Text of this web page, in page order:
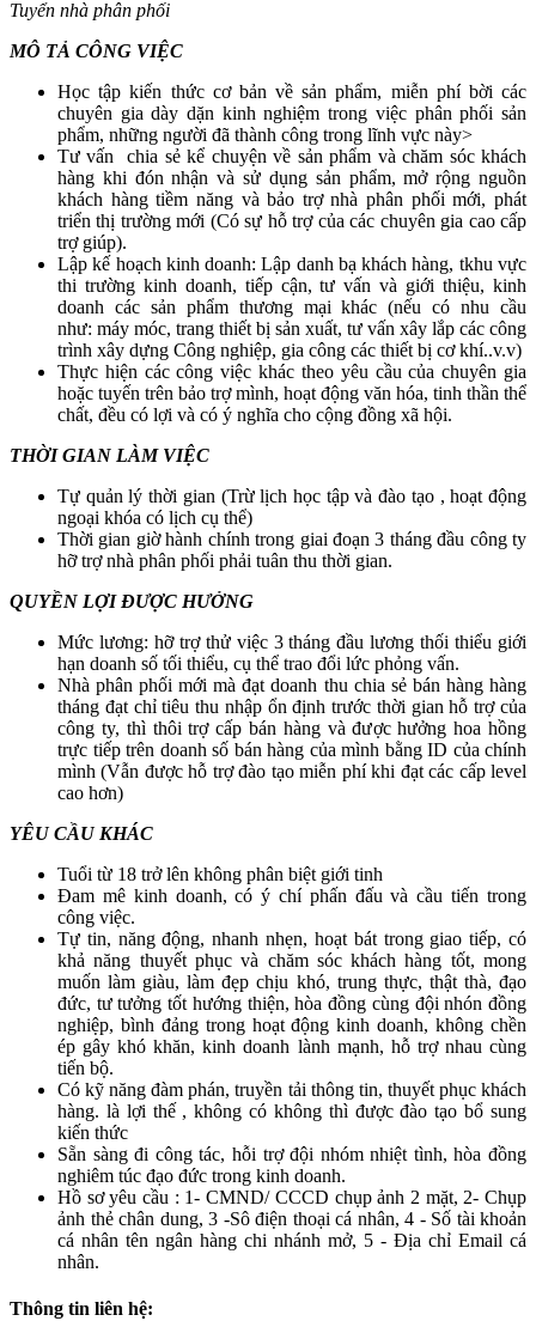
Tuyển nhà phân phối
MÔ TẢ CÔNG VIỆC
Học tập kiến thức cơ bản về sản phẩm, miễn phí bời các
chuyên gia dày dặn kinh nghiệm trong việc phân phối sản
phẩm, những người đã thành công trong lĩnh vực này>
Tư vấn chia sẻ kể chuyện về sản phẩm và chăm sóc khách
hàng khi đón nhận và sử dụng sản phẩm, mở rộng nguồn
khách hàng tiềm năng và bảo trợ nhà phân phối mới, phát
triển thị trường mới (Có sự hỗ trợ của các chuyên gia cao cấp
trợ giúp).
Lập kế hoạch kinh doanh: Lập danh bạ khách hàng, tkhu vực
thi trường kinh doanh, tiếp cận, tư vấn và giới thiệu, kinh
doanh các sản phẩm thương mại khác (nếu có nhu cầu
như: máy móc, trang thiết bị sản xuất, tư vấn xây lắp các công
trình xây dựng Công nghiệp, gia công các thiết bị cơ khí..v.v)
Thực hiện các công việc khác theo yêu cầu của chuyên gia
hoặc tuyến trên bảo trợ mình, hoạt động văn hóa, tinh thần thể
chất, đều có lợi và có ý nghĩa cho cộng đồng xã hội.
THỜI GIAN LÀM VIỆC
Tự quản lý thời gian (Trừ lịch học tập và đào tạo , hoạt động
ngoại khóa có lịch cụ thể)
Thời gian giờ hành chính trong giai đoạn 3 tháng đầu công ty
hỡ trợ nhà phân phối phải tuân thu thời gian.
QUYỀN LỢI ĐƯỢC HƯỞNG
Mức lương: hỡ trợ thử việc 3 tháng đầu lương thối thiểu giới
hạn doanh số tối thiểu, cụ thể trao đổi lức phỏng vấn.
Nhà phân phối mới mà đạt doanh thu chia sẻ bán hàng hàng
tháng đạt chỉ tiêu thu nhập ổn định trước thời gian hỗ trợ của
công ty, thì thôi trợ cấp bán hàng và được hưởng hoa hồng
trực tiếp trên doanh số bán hàng của mình bằng ID của chính
mình (Vẫn được hỗ trợ đào tạo miễn phí khi đạt các cấp level
cao hơn)
YÊU CẦU KHÁC
Tuổi từ 18 trở lên không phân biệt giới tinh
Đam mê kinh doanh, có ý chí phấn đấu và cầu tiến trong
công việc.
Tự tin, năng động, nhanh nhẹn, hoạt bát trong giao tiếp, có
khả năng thuyết phục và chăm sóc khách hàng tốt, mong
muốn làm giàu, làm đẹp chịu khó, trung thực, thật thà, đạo
đức, tư tưởng tốt hướng thiện, hòa đồng cùng đội nhón đồng
nghiệp, bình đảng trong hoạt động kinh doanh, không chền
ép gây khó khăn, kinh doanh lành mạnh, hỗ trợ nhau cùng
tiến bộ.
Có kỹ năng đàm phán, truyền tải thông tin, thuyết phục khách
hàng. là lợi thế , không có không thì được đào tạo bổ sung
kiến thức
Sẵn sàng đi công tác, hỗi trợ đội nhóm nhiệt tình, hòa đồng
nghiêm túc đạo đức trong kinh doanh.
Hồ sơ yêu cầu : 1- CMND/ CCCD chụp ảnh 2 mặt, 2- Chụp
ảnh thẻ chân dung, 3 -Sô điện thoại cá nhân, 4 - Số tài khoản
cá nhân tên ngân hàng chi nhánh mở, 5 - Địa chỉ Email cá
nhân.
Thông tin liên hệ: